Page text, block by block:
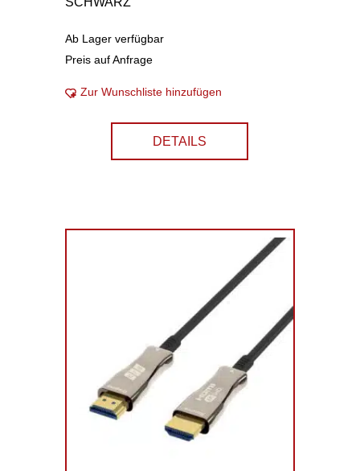
Ab Lager verfügbar
Preis auf Anfrage
Zur Wunschliste hinzufügen
DETAILS